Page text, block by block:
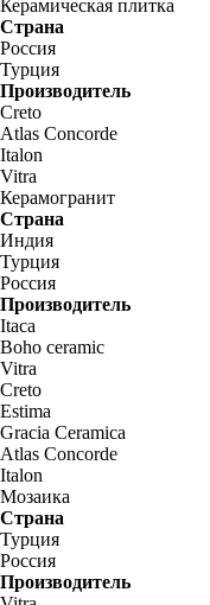
Керамическая плитка
Страна
Россия
Турция
Производитель
Creto
Atlas Concorde
Italon
Vitra
Керамогранит
Страна
Индия
Турция
Россия
Производитель
Itaca
Boho ceramic
Vitra
Creto
Estima
Gracia Ceramica
Atlas Concorde
Italon
Мозаика
Страна
Турция
Россия
Производитель